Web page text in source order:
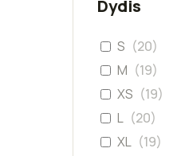
Dydis
S (20)
M (19)
XS (19)
L (20)
XL (19)